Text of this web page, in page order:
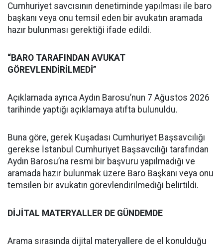
Cumhuriyet savcısının denetiminde yapılması ile baro
başkanı veya onu temsil eden bir avukatın aramada
hazır bulunması gerektiği ifade edildi.
“BARO TARAFINDAN AVUKAT
GÖREVLENDİRİLMEDİ”
Açıklamada ayrıca Aydın Barosu’nun 7 Ağustos 2026
tarihinde yaptığı açıklamaya atıfta bulunuldu.
Buna göre, gerek Kuşadası Cumhuriyet Başsavcılığı
gerekse İstanbul Cumhuriyet Başsavcılığı tarafından
Aydın Barosu’na resmi bir başvuru yapılmadığı ve
aramada hazır bulunmak üzere Baro Başkanı veya onu
temsilen bir avukatın görevlendirilmediği belirtildi.
DİJİTAL MATERYALLER DE GÜNDEMDE
Arama sırasında dijital materyallere de el konulduğu